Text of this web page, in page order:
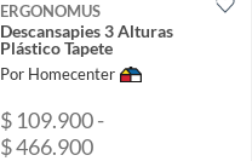
ERGONOMUS
Descansapies 3 Alturas
Plástico Tapete
Por Homecenter
$ 109.900 -
$ 466.900